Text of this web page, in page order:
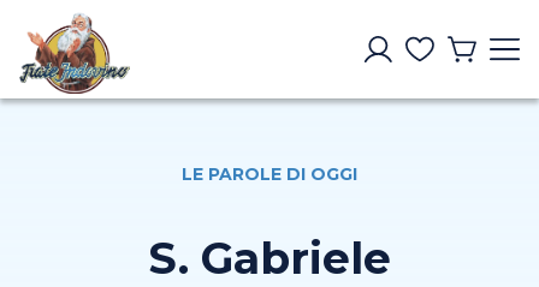
LE PAROLE DI OGGI
S. Gabriele